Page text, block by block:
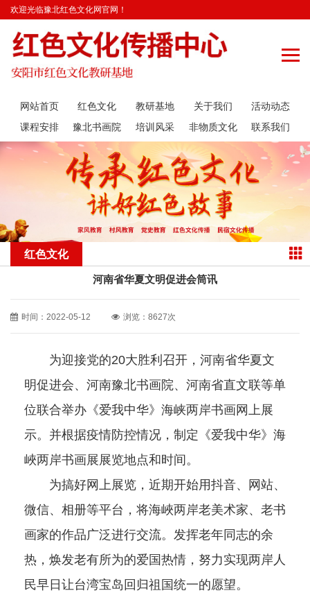
欢迎光临豫北红色文化网官网！
网站首页 红色文化 教研基地 关于我们
活动动态
课程安排
豫北书画院 培训风采
非物质文化
遗产传承
联系我们
红色文化
河南省华夏文明促进会筒讯
时间：2022-05-12 浏览：8627次
为迎接党的20大胜利召开，河南省华夏文
明促进会、河南豫北书画院、河南省直文联等单
位联合举办《爱我中华》海峡两岸书画网上展
示。并根据疫情防控情况，制定《爱我中华》海
峽两岸书画展展览地点和时间。
为搞好网上展览，近期开始用抖音、网站、
微信、相册等平台，将海峽两岸老美术家、老书
画家的作品广泛进行交流。发挥老年同志的余
热，焕发老有所为的爱国热情，努力实现两岸人
民早日让台湾宝岛回归祖国统一的愿望。